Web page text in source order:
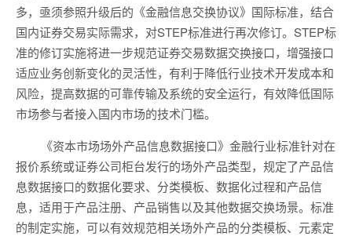
多，亟须参照升级后的《金融信息交换协议》国际标准，结合
国内证券交易实际需求，对STEP标准进行再次修订。STEP标
准的修订实施将进一步规范证券交易数据交换接口，增强接口
适应业务创新变化的灵活性，有利于降低行业技术开发成本和
风险，提高数据的可靠传输及系统的安全运行，有效降低国际
市场参与者接入国内市场的技术门槛。
《资本市场场外产品信息数据接口》金融行业标准针对在
报价系统或证券公司柜台发行的场外产品类型，规定了产品信
息数据接口的数据化要求、分类模板、数据化过程和产品信
息，适用于产品注册、产品销售以及其他数据交换场景。标准
的制定实施，可以有效规范相关场外产品的分类模板、元素定